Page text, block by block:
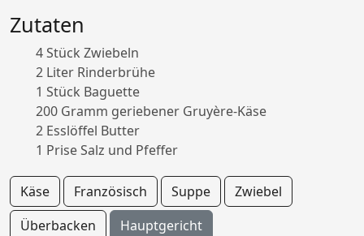
Zutaten
4 Stück Zwiebeln
2 Liter Rinderbrühe
1 Stück Baguette
200 Gramm geriebener Gruyère-Käse
2 Esslöffel Butter
1 Prise Salz und Pfeffer
Käse Französisch Suppe
Zwiebel
Überbacken
Hauptgericht